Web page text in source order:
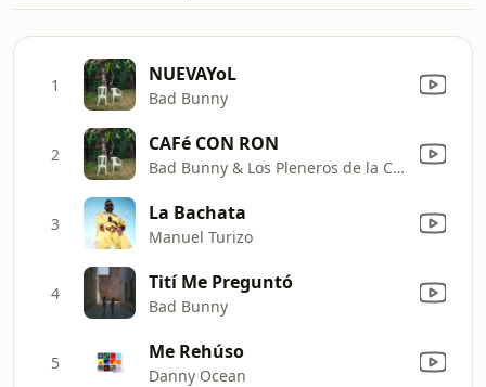
1 NUEVAYoL
Bad Bunny
2 CAFé CON RON
Bad Bunny & Los Pleneros de la Cresta
3 La Bachata
Manuel Turizo
4 Tití Me Preguntó
Bad Bunny
5 Me Rehúso
Danny Ocean